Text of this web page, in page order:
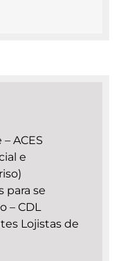
ACES
e
para se
– CDL
Lojistas de